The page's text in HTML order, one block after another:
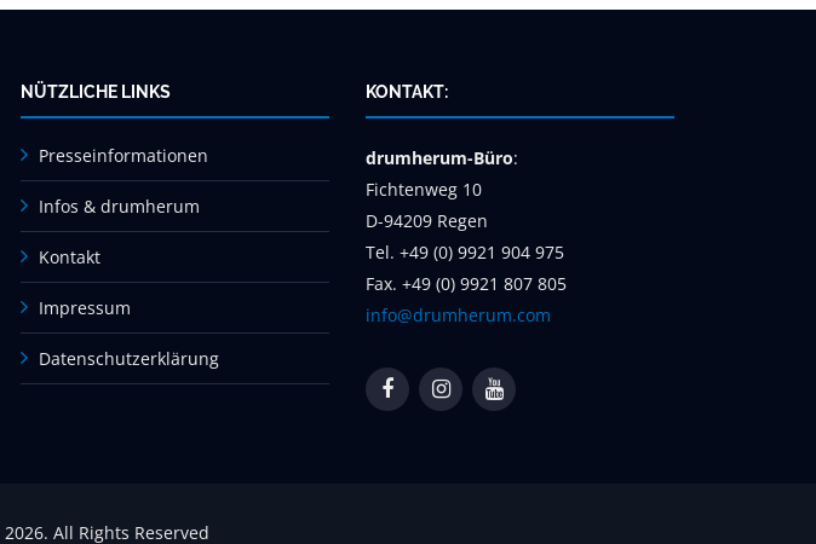
NÜTZLICHE LINKS
Presseinformationen
Infos & drumherum
Kontakt
Impressum
Datenschutzerklärung
KONTAKT:
drumherum-Büro:
Fichtenweg 10
D-94209 Regen
Tel. +49 (0) 9921 904 975
Fax. +49 (0) 9921 807 805
info@drumherum.com
2026. All Rights Reserved